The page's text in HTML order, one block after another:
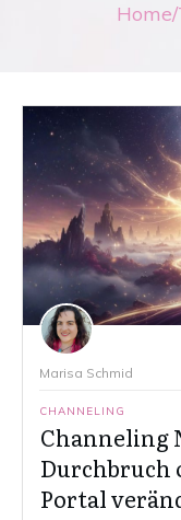
Home/
Marisa Schmid
CHANNELING
Channeling
Durchbruch
Portal